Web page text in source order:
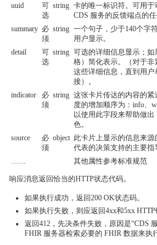
uuid
可
选
string 卡的唯一标识符。可用
CDS 服务的反馈端点的任
summary 必
须
string 一个句子，少于140个字
用户显示。
detail
可
选
string 可选的详细信息显示；
格）简化表示。（对于
这些详细信息，直到用
接）。
indicator
必
须
string 这张卡片传达的内容的
度的增加顺序为：info、
以使用此字段来帮助做
色。
source
必
须
object 此卡片上显示的信息来
代表的决策支持的主要指
……
其他属性参考标准规范
响应消息返回恰当的HTTP状态代码。
如果执行成功，返回200 OK状态码。
如果执行失败，则应返回4xx和5xx HTTP
返回412，先决条件失败，原因是“CDS
FHIR 服务器检索必要的 FHIR 数据来执